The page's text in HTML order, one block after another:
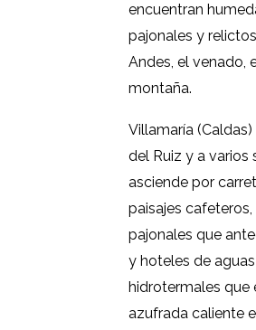
encuentran
pajonales y
Andes, el venado,
montaña.
Villamaría
del Ruiz y a varios
asciende por
paisajes
pajonales que
y hoteles de
hidrotermales que
azufrada caliente